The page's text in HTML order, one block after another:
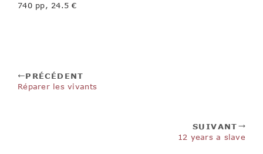
740 pp, 24.5 €
PRÉCÉDENT
Réparer les vivants
SUIVANT
12 years a slave